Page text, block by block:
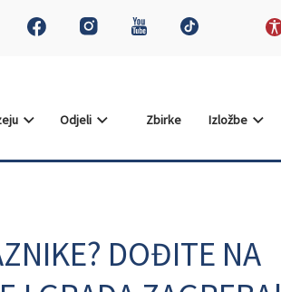
Odjeli Zbirke Izložbe
DOĐITE NA